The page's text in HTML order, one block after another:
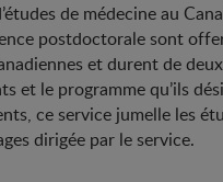
de médecine au
postdoctorale sont
et durent de
et le programme qu’ils
ce service jumelle les
dirigée par le service.